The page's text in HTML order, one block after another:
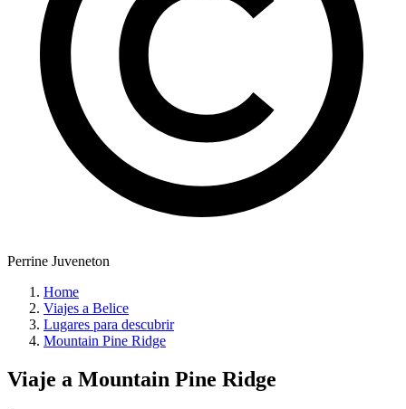
Perrine Juveneton
Home
Viajes a Belice
Lugares para descubrir
Mountain Pine Ridge
Viaje a Mountain Pine Ridge